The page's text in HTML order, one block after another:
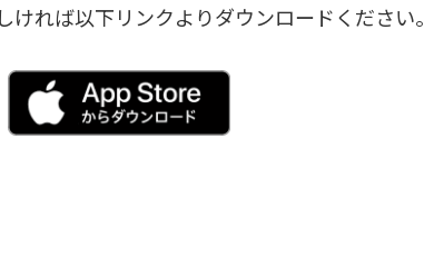
れば以下リンクよりダウンロードください。